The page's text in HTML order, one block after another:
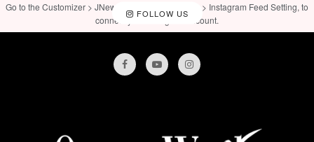
FOLLOW US
Go to the Customizer > JNews : Social, Like & View > Instagram Feed Setting, to
connect your Instagram account.